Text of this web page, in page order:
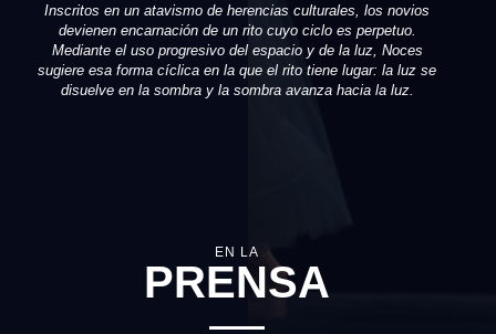
Inscritos en un atavismo de herencias culturales, los novios
devienen encarnación de un rito cuyo ciclo es perpetuo.
Mediante el uso progresivo del espacio y de la luz, Noces
sugiere esa forma cíclica en la que el rito tiene lugar: la luz se
disuelve en la sombra y la sombra avanza hacia la luz.
EN LA
PRENSA